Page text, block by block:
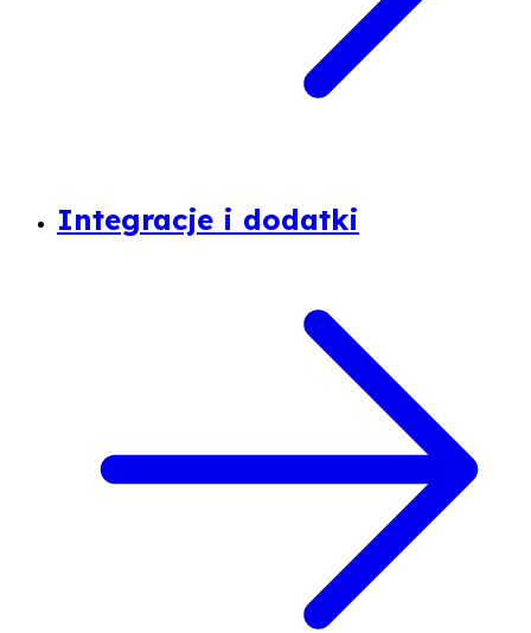
Integracje i dodatki